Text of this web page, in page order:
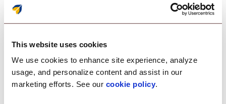
This website uses cookies
We use cookies to enhance site experience, analyze
usage, and personalize content and assist in our
marketing efforts. See our cookie policy.
hareket trendlerini takip etmek
ortalama mesafeleri
görüntüleyin.